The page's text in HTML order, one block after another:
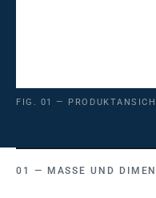
FIG. 01 —
MASSE UND